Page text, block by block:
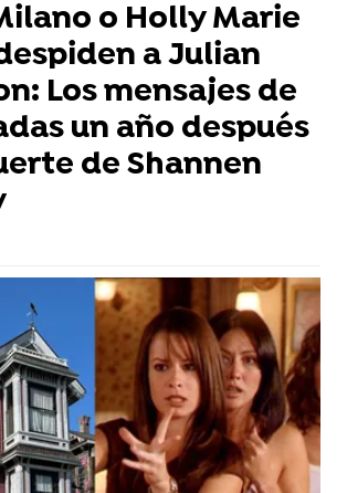
o Holly Marie
a Julian
Los mensajes de
un año después
de Shannen